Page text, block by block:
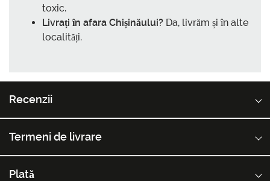
toxic.
Livrați în afara Chișinăului? Da, livrăm și în alte
localități.
Recenzii
Termeni de livrare
Plată